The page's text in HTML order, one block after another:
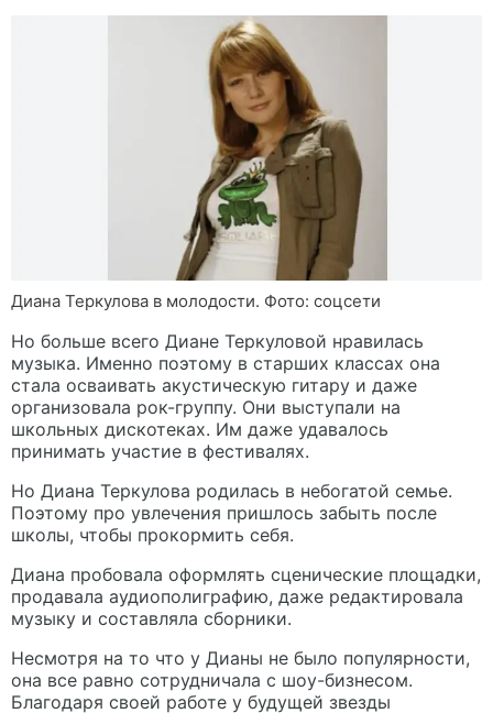
Диана Теркулова в молодости. Фото: соцсети
Но больше всего Диане Теркуловой нравилась
музыка. Именно поэтому в старших классах она
стала осваивать акустическую гитару и даже
организовала рок-группу. Они выступали на
школьных дискотеках. Им даже удавалось
принимать участие в фестивалях.
Но Диана Теркулова родилась в небогатой семье.
Поэтому про увлечения пришлось забыть после
школы, чтобы прокормить себя.
Диана пробовала оформлять сценические площадки,
продавала аудиополиграфию, даже редактировала
музыку и составляла сборники.
Несмотря на то что у Дианы не было популярности,
она все равно сотрудничала с шоу-бизнесом.
Благодаря своей работе у будущей звезды